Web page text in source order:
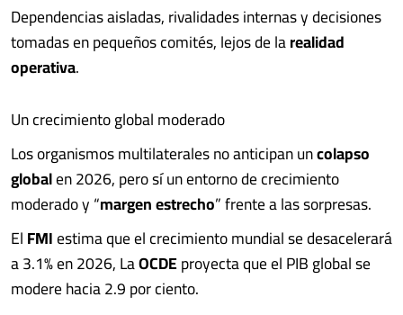
Dependencias aisladas, rivalidades internas y decisiones
tomadas en pequeños comités, lejos de larealidad
operativa.
Un crecimiento global moderado
Los organismos multilaterales no anticipan uncolapso
globalen 2026, pero sí un entorno de crecimiento
moderado y “margen estrecho” frente a las sorpresas.
ElFMIestima que el crecimiento mundial se desacelerará
a 3.1% en 2026, LaOCDEproyecta que el PIB global se
modere hacia 2.9 por ciento.